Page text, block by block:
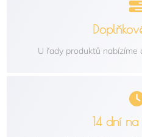
U řady produktů nabízíme
14 dní